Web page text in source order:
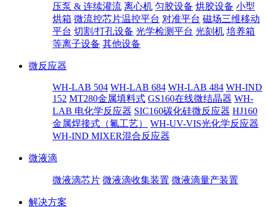
压泵 & 连续灌流 离心机 匀胶设备 烘胶设备 小型
烘箱 微流控芯片温控平台 对准平台 磁场三维移动
平台 切割/打孔设备 光学检测平台 光刻机 培养箱
等离子设备 其他设备
微反应器
WH-LAB 504 WH-LAB 684 WH-LAB 484 WH-IND
152 MT280金属填料式 GS160在线微结晶器 WH-
LAB 电化学反应器 SIC160碳化硅微反应器 HJ160
金属焊接式（氟工艺）
WH-UV-VIS光化学反应器
WH-IND MIXER混合反应器
微液滴
微液滴芯片 微液滴收集装置 微液滴量产装置
解决方案